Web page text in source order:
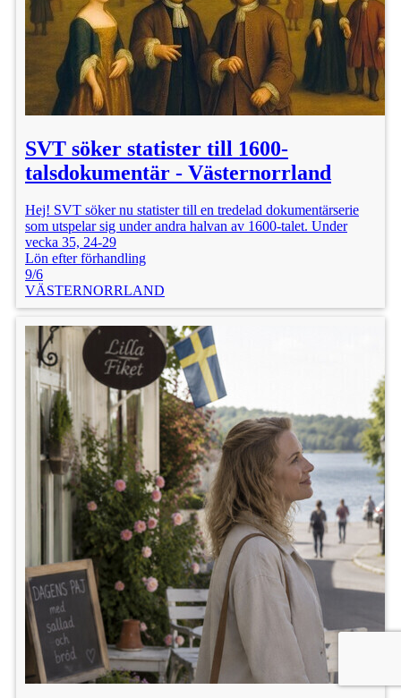
SVT söker statister till 1600-
talsdokumentär - Västernorrland
Hej! SVT söker nu statister till en tredelad dokumentärserie
som utspelar sig under andra halvan av 1600-talet. Under
vecka 35, 24-29
Lön efter förhandling
9/6
VÄSTERNORRLAND